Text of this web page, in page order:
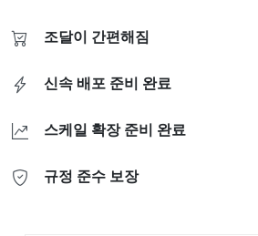
조달이 간편해짐
신속 배포 준비 완료
스케일 확장 준비 완료
규정 준수 보장